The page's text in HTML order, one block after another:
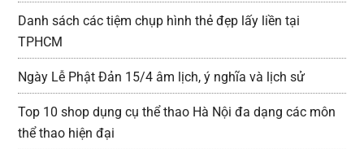
Danh sách các tiệm chụp hình thẻ đẹp lấy liền tại
TPHCM
Ngày Lễ Phật Đản 15/4 âm lịch, ý nghĩa và lịch sử
Top 10 shop dụng cụ thể thao Hà Nội đa dạng các môn
thể thao hiện đại